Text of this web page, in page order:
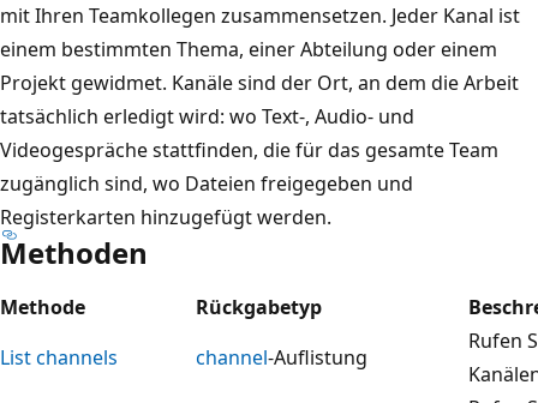
mit Ihren Teamkollegen zusammensetzen. Jeder Kanal ist
einem bestimmten Thema, einer Abteilung oder einem
Projekt gewidmet. Kanäle sind der Ort, an dem die Arbeit
tatsächlich erledigt wird: wo Text-, Audio- und
Videogespräche stattfinden, die für das gesamte Team
zugänglich sind, wo Dateien freigegeben und
Registerkarten hinzugefügt werden.
Methoden
Methode Rückgabetyp
List channels
channel-Auflistung
Rufen